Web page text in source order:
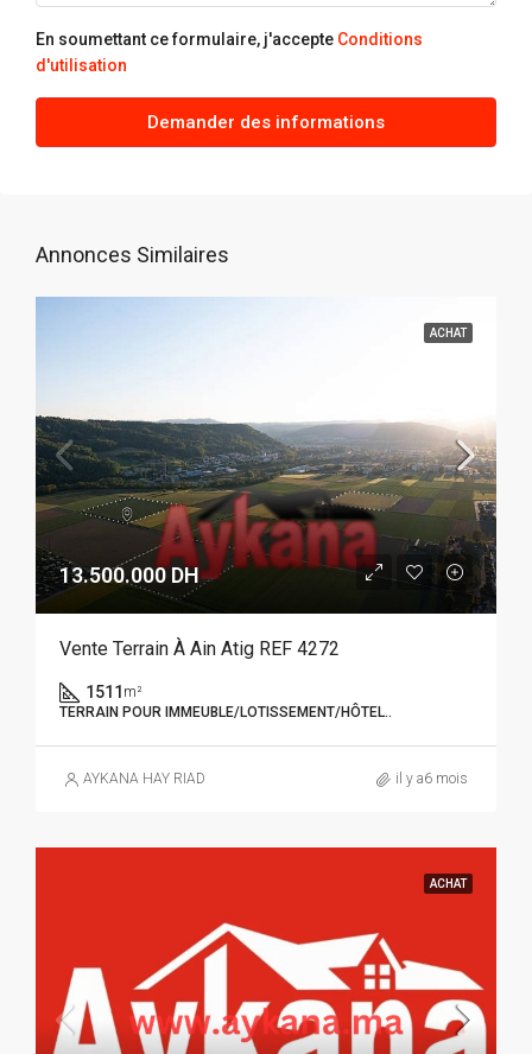
En soumettant ce formulaire, j'accepte Conditions
d'utilisation
Demander des informations
Annonces Similaires
ACHAT
13.500.000 DH
Vente Terrain À Ain Atig REF 4272
1511 m²
TERRAIN POUR IMMEUBLE/LOTISSEMENT/HÔTEL..
AYKANA HAY RIAD il y a6 mois
ACHAT